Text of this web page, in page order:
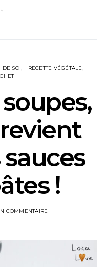
DE SOI
RECETTE VÉGÉTALE
!
COMMENTAIRE